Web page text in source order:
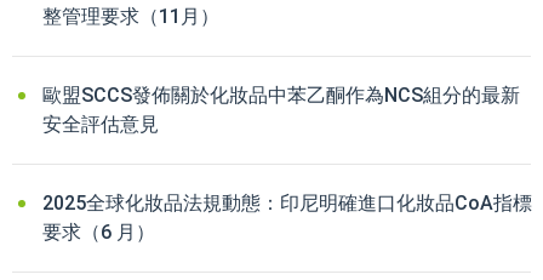
整管理要求（11月）
歐盟SCCS發佈關於化妝品中苯乙酮作為NCS組分的最新
安全評估意見
2025全球化妝品法規動態：印尼明確進口化妝品CoA指標
要求（6 月）